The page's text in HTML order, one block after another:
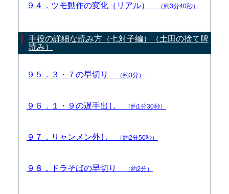
９４．ツモ動作の変化（リアル） （約3分40秒）
手役の詳細な読み方（七対子編）（土田の捨て牌
読み）
９５．３・７の早切り （約3分）
９６．１・９の遅手出し （約1分30秒）
９７．リャンメン外し （約2分50秒）
９８．ドラそばの早切り （約2分）